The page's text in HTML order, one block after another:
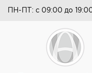
ПН-ПТ: с 09:00 до